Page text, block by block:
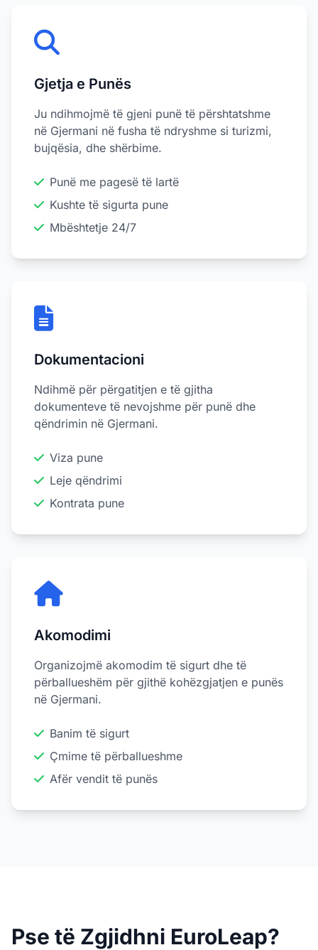
Gjetja e Punës
Ju ndihmojmë të gjeni punë të përshtatshme
në Gjermani në fusha të ndryshme si turizmi,
bujqësia, dhe shërbime.
Punë me pagesë të lartë
Kushte të sigurta pune
Mbështetje 24/7
Dokumentacioni
Ndihmë për përgatitjen e të gjitha
dokumenteve të nevojshme për punë dhe
qëndrimin në Gjermani.
Viza pune
Leje qëndrimi
Kontrata pune
Akomodimi
Organizojmë akomodim të sigurt dhe të
përballueshëm për gjithë kohëzgjatjen e punës
në Gjermani.
Banim të sigurt
Çmime të përballueshme
Afër vendit të punës
Pse të Zgjidhni EuroLeap?